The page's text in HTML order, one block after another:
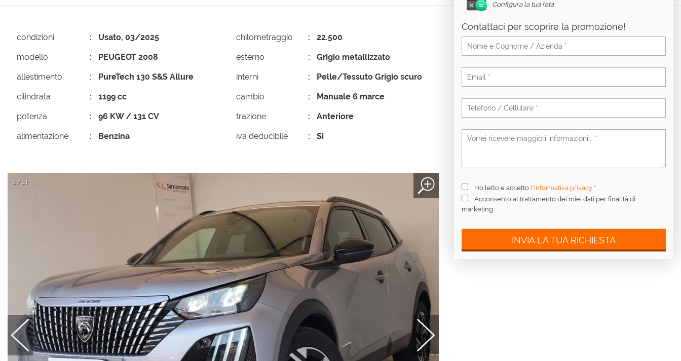
condizioni Usato, 03/2025
modello PEUGEOT 2008
allestimento PureTech 130 S&S Allure
cilindrata 1199 cc
potenza 96 KW / 131 CV
alimentazione Benzina
chilometraggio 22.500
esterno Grigio metallizzato
interni Pelle/Tessuto Grigio scuro
cambio Manuale 6 marce
trazione Anteriore
iva deducibile Sì
1 / 14
Configura la tua rata
Contattaci per scoprire la promozione!
Ho letto e accetto l'informativa privacy *
Acconsento al trattamento dei miei dati per finalità di
marketing
INVIA LA TUA RICHIESTA